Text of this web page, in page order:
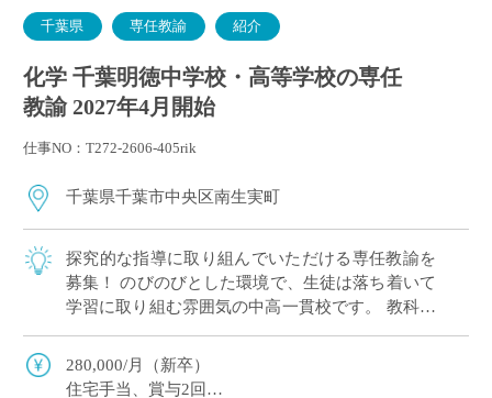
千葉県 専任教諭 紹介
化学 千葉明徳中学校・高等学校の専任
教諭 2027年4月開始
仕事NO：T272-2606-405rik
千葉県千葉市中央区南生実町
探究的な指導に取り組んでいただける専任教諭を
募集！ のびのびとした環境で、生徒は落ち着いて
学習に取り組む雰囲気の中高一貫校です。 教科指
導と部活動指導の双方に力を入れ、メリハリもっ
て働きたい方にピッタリの環境です。
280,000/月（新卒）
住宅手当、賞与2回